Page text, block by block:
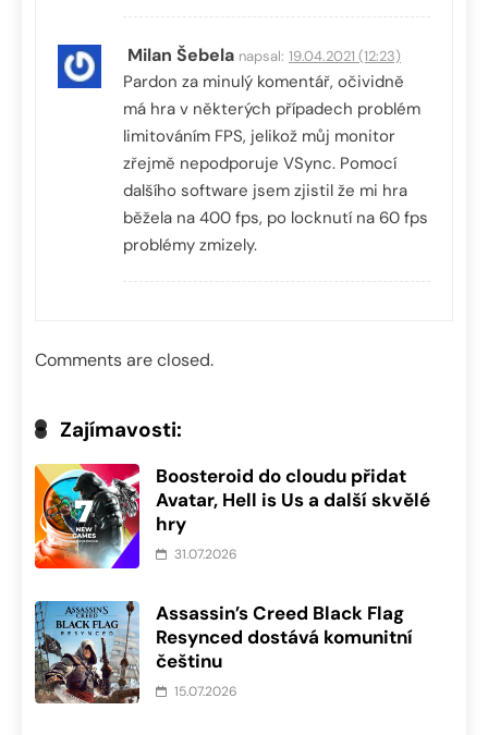
Milan Šebela napsal: 19.04.2021 (12:23)
Pardon za minulý komentář, očividně
má hra v některých případech problém
limitováním FPS, jelikož můj monitor
zřejmě nepodporuje VSync. Pomocí
dalšího software jsem zjistil že mi hra
běžela na 400 fps, po locknutí na 60 fps
problémy zmizely.
Comments are closed.
Zajímavosti:
Boosteroid do cloudu přidat
Avatar, Hell is Us a další skvělé
hry
31.07.2026
Assassin’s Creed Black Flag
Resynced dostává komunitní
češtinu
15.07.2026